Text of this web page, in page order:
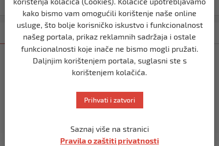
Kategorija Najnovije Najčitanije
BIH
Ravnopravnost da — politička
manipulacija ne
prije 2 mjeseca
Postoje razne špekulacije oko ukidanja
OHR-a – šta vi mislite?
kako bismo vam omogućili korištenje naše online
usluge, što bolje korisničko iskustvo i funkcionalnost
našeg portala, prikaz reklamnih sadržaja i ostale
funkcionalnosti koje inače ne bismo mogli pružati.
Daljnjim korištenjem portala, suglasni ste s
korištenjem kolačića.
Prihvati i zatvori
Saznaj više na stranici
Pravila o zaštiti privatnosti